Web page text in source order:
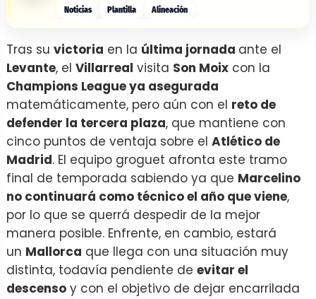
Noticias Plantilla Alineación
Tras su victoria en la última jornada ante el
Levante, el Villarreal visita Son Moix con la
Champions League ya asegurada
matemáticamente, pero aún con el reto de
defender la tercera plaza, que mantiene con
cinco puntos de ventaja sobre el Atlético de
Madrid. El equipo groguet afronta este tramo
final de temporada sabiendo ya que Marcelino
no continuará como técnico el año que viene,
por lo que se querrá despedir de la mejor
manera posible. Enfrente, en cambio, estará
un Mallorca que llega con una situación muy
distinta, todavía pendiente de evitar el
descenso y con el objetivo de dejar encarrilada